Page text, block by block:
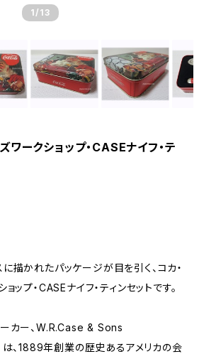
1 /13
ワークショップ・CASEナイフ・テ
描かれたパッケージが目を引く、コカ・
ップ・CASEナイフ・ティンセットです。
カー、W.R.Case & Sons
、1889年創業の歴史あるアメリカの会